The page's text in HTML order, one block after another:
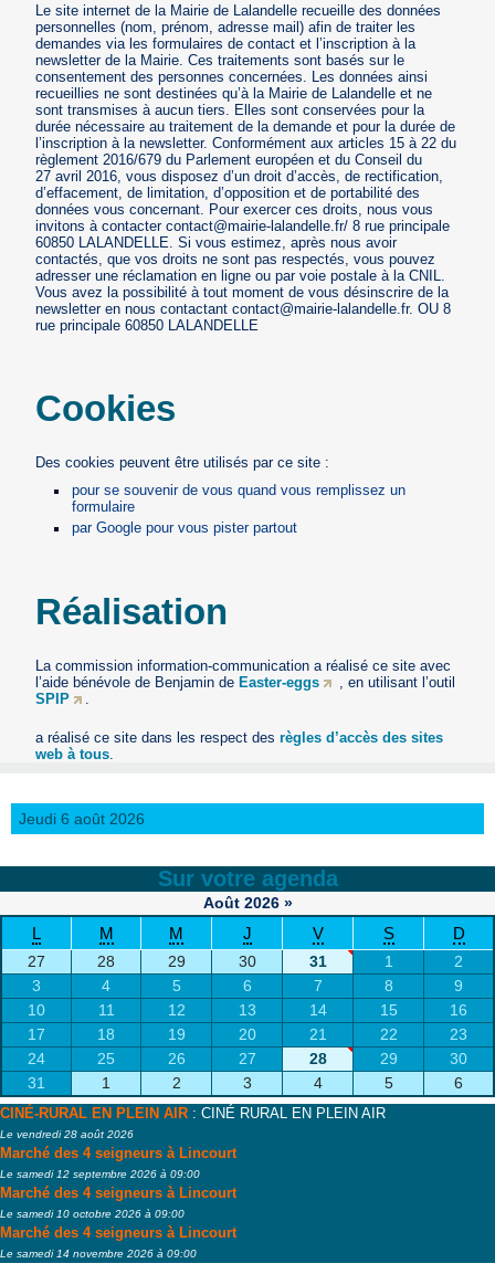
Le site internet de la Mairie de Lalandelle recueille des données
personnelles (nom, prénom, adresse mail) afin de traiter les
demandes via les formulaires de contact et l’inscription à la
newsletter de la Mairie. Ces traitements sont basés sur le
consentement des personnes concernées. Les données ainsi
recueillies ne sont destinées qu’à la Mairie de Lalandelle et ne
sont transmises à aucun tiers. Elles sont conservées pour la
durée nécessaire au traitement de la demande et pour la durée de
l’inscription à la newsletter. Conformément aux articles 15 à 22 du
règlement 2016/679 du Parlement européen et du Conseil du
27 avril 2016, vous disposez d’un droit d’accès, de rectification,
d’effacement, de limitation, d’opposition et de portabilité des
données vous concernant. Pour exercer ces droits, nous vous
invitons à contacter contact@mairie-lalandelle.fr/ 8 rue principale
60850 LALANDELLE. Si vous estimez, après nous avoir
contactés, que vos droits ne sont pas respectés, vous pouvez
adresser une réclamation en ligne ou par voie postale à la CNIL.
Vous avez la possibilité à tout moment de vous désinscrire de la
newsletter en nous contactant contact@mairie-lalandelle.fr. OU 8
rue principale 60850 LALANDELLE
Cookies
Des cookies peuvent être utilisés par ce site :
pour se souvenir de vous quand vous remplissez un
formulaire
par Google pour vous pister partout
Réalisation
La commission information-communication a réalisé ce site avec
l’aide bénévole de Benjamin deEaster-eggs
, en utilisant l’outil
SPIP
a réalisé ce site dans les respect desrègles d’accès des sites
web à tous
Jeudi 6 août 2026
Sur votre agenda
Août 2026 »
L M M J V S D
27 28 29 30 31 1
2
3
4 5 6 7 8
9
10
11 12 13 14 15
16
17
18 19 20 21 22
23
24
25 26 27 28 29
30
31
1 2 3 4 5 6
CINÉ-RURAL EN PLEIN AIR : CINÉ RURAL EN PLEIN AIR
Le vendredi 28 août 2026
Marché des 4 seigneurs à Lincourt
Le samedi 12 septembre 2026 à 09:00
Marché des 4 seigneurs à Lincourt
Le samedi 10 octobre 2026 à 09:00
Marché des 4 seigneurs à Lincourt
Le samedi 14 novembre 2026 à 09:00